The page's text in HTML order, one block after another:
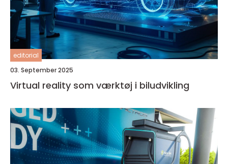
editorial
03. September 2025
Virtual reality som værktøj i biludvikling